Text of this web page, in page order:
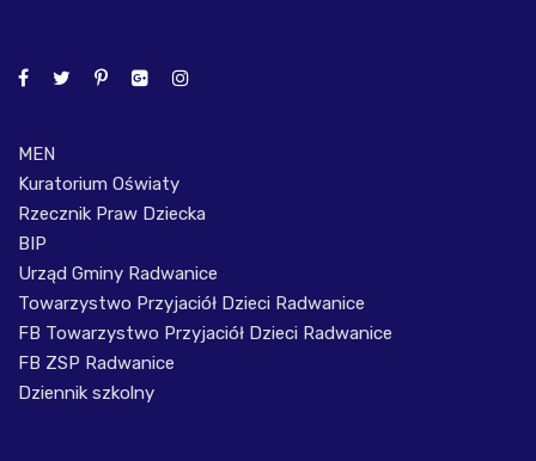
MEN
Kuratorium Oświaty
Rzecznik Praw Dziecka
BIP
Urząd Gminy Radwanice
Towarzystwo Przyjaciół Dzieci Radwanice
FB Towarzystwo Przyjaciół Dzieci Radwanice
FB ZSP Radwanice
Dziennik szkolny